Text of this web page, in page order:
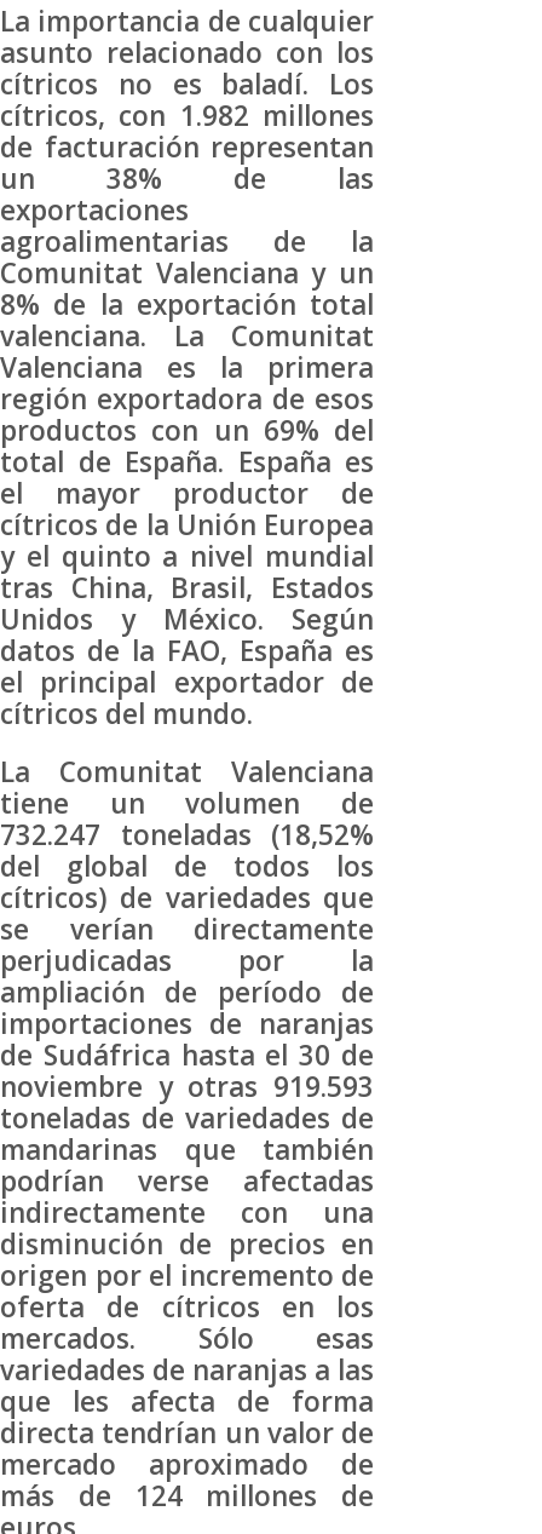
La importancia de cualquier
asunto relacionado con los
cítricos no es baladí. Los
cítricos, con 1.982 millones
de facturación representan
un 38% de las
exportaciones
agroalimentarias de la
Comunitat Valenciana y un
8% de la exportación total
valenciana. La Comunitat
Valenciana es la primera
región exportadora de esos
productos con un 69% del
total de España. España es
el mayor productor de
cítricos de la Unión Europea
y el quinto a nivel mundial
tras China, Brasil, Estados
Unidos y México. Según
datos de la FAO, España es
el principal exportador de
cítricos del mundo.
La Comunitat Valenciana
tiene un volumen de
732.247 toneladas (18,52%
del global de todos los
cítricos) de variedades que
se verían directamente
perjudicadas por la
ampliación de período de
importaciones de naranjas
de Sudáfrica hasta el 30 de
noviembre y otras 919.593
toneladas de variedades de
mandarinas que también
podrían verse afectadas
indirectamente con una
disminución de precios en
origen por el incremento de
oferta de cítricos en los
mercados. Sólo esas
variedades de naranjas a las
que les afecta de forma
directa tendrían un valor de
mercado aproximado de
más de 124 millones de